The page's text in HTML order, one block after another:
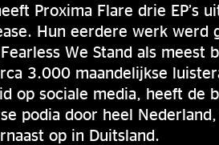
Proxima Flare drie EP’s
Hun eerdere werk werd
We Stand als meest
3.000 maandelijkse
op sociale media, heeft de
podia door heel
op in Duitsland.